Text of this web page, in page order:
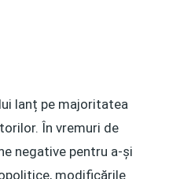
lanț pe majoritatea
În vremuri de
negative pentru a-și
modificările